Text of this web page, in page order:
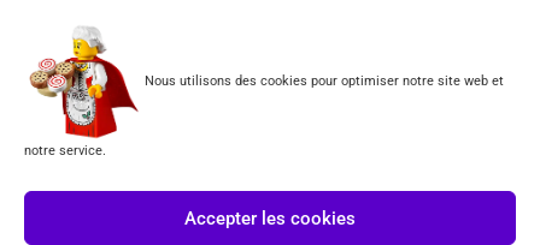
Nous utilisons des cookies pour optimiser notre site web et
notre service.
Accepter les cookies
Tous les produits vendus sur ce site sont fabriqués par LEGO exclusivement. LEGO® est une
marque déposée par The LEGO Group. Les propriétaires des marques respectives citées sur le site
en restent les propriétaires. Tous droits réservés.